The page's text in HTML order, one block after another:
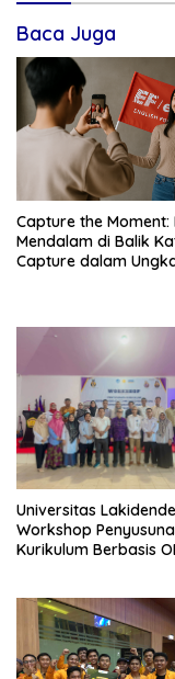
Baca Juga
Capture the Moment:
Mendalam di Balik
Capture dalam
Universitas
Workshop
Kurikulum Berbasis